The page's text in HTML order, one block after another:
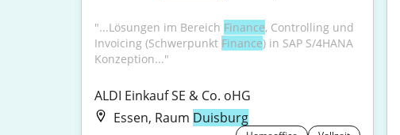
"...Lösungen im Bereich Finance, Controlling und
Invoicing (Schwerpunkt Finance) in SAP S/4HANA
Konzeption..."
ALDI Einkauf SE & Co. oHG
Essen, Raum Duisburg